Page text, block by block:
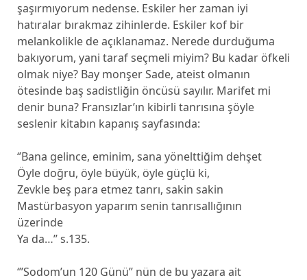
şaşırmıyorum nedense. Eskiler her zaman iyi
hatıralar bırakmaz zihinlerde. Eskiler kof bir
melankolikle de açıklanamaz. Nerede durduğuma
bakıyorum, yani taraf seçmeli miyim? Bu kadar öfkeli
olmak niye? Bay monşer Sade, ateist olmanın
ötesinde baş sadistliğin öncüsü sayılır. Marifet mi
denir buna? Fransızlar’ın kibirli tanrısına şöyle
seslenir kitabın kapanış sayfasında:
‘’Bana gelince, eminim, sana yönelttiğim dehşet
Öyle doğru, öyle büyük, öyle güçlü ki,
Zevkle beş para etmez tanrı, sakin sakin
Mastürbasyon yaparım senin tanrısallığının
üzerinde
Ya da…’’ s.135.
‘’’Sodom’un 120 Günü’’ nün de bu yazara ait